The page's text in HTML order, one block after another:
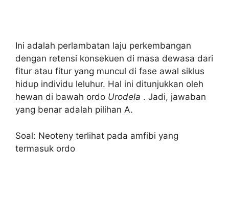
Ini adalah perlambatan laju perkembangan
dengan retensi konsekuen di masa dewasa dari
fitur atau fitur yang muncul di fase awal siklus
hidup individu leluhur. Hal ini ditunjukkan oleh
hewan di bawah ordo Urodela . Jadi, jawaban
yang benar adalah pilihan A.
Soal: Neoteny terlihat pada amfibi yang
termasuk ordo